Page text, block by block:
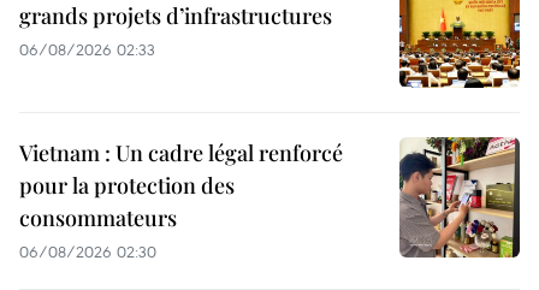
grands projets d’infrastructures
06/08/2026 02:33
Vietnam : Un cadre légal renforcé
pour la protection des
consommateurs
06/08/2026 02:30